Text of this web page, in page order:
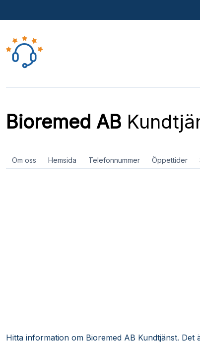
Bioremed AB
Om oss Hemsida Telefonnummer Öppettider
Hitta information om Bioremed AB Kundtjänst.